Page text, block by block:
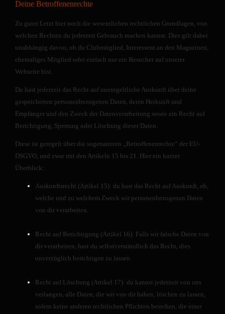
Deine Betroffenenrechte
Zu guter Letzt hier noch die wesentlichen rechtlichen Grundlagen, von
welchen Rechten du jederzeit Gebrauch machen kannst. Dies gilt dabei
unabhängig davon, ob du Clubmitglied, Interessent an den Magazinen,
ehemaliges Mitglied oder einfach nur ein Besucher auf unserer
Webseite bist.
Du hast jederzeit das Recht auf unentgeltliche Auskunft über deine
gespeicherten personenbezogenen Daten, deren Herkunft und
Empfänger und den Zweck der Datenverarbeitung sowie ein Recht auf
Berichtigung, Sperrung oder Löschung dieser Daten.
Diese ist geregelt über die sogenannten „Betroffenenrechte“ der EU-
DSGVO, und zwar mit den Artikeln 15 bis 21. Hier ein kurzer
Überblick:
Auskunftsrecht (Artikel 15): du hast das Recht auf Auskunft, ob,
welche und zu welchem Zweck wir personenbezogenen Daten
von dir verarbeiten.
Recht auf Berichtigung (Artikel 16): Falls wir falsche Daten von
dir verarbeiten, hast du selbstverständlich das Recht, dies
unverzüglich berichtigen zu lassen.
Recht auf Löschung (Artikel 17): du kannst jederzeit von uns
verlangen, alle Daten, die wir von dir haben, löschen zu lassen,
sofern keine anderen rechtlichen Pflichten bestehen, die einer
io
n
Si
e
w
er
e
n
b
e
n
öt